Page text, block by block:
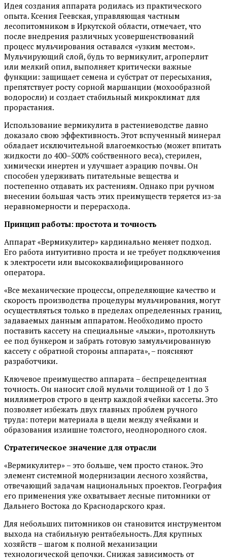
Идея создания аппарата родилась из практического
опыта. Ксения Геевская, управляющая частным
лесопитомником в Иркутской области, отмечает, что
после внедрения различных усовершенствований
процесс мульчирования оставался «узким местом».
Мульчирующий слой, будь то вермикулит, агроперлит
или мелкий опил, выполняет критически важные
функции: защищает семена и субстрат от пересыхания,
препятствует росту сорной маршанции (мохообразной
водоросли) и создает стабильный микроклимат для
прорастания.
Использование вермикулита в растениеводстве давно
доказало свою эффективность. Этот вспученный минерал
обладает исключительной влагоемкостью (может впитать
жидкости до 400–500% собственного веса), стерилен,
химически инертен и улучшает аэрацию почвы. Он
способен удерживать питательные вещества и
постепенно отдавать их растениям. Однако при ручном
внесении большая часть этих преимуществ теряется из-за
неравномерности и перерасхода.
Принцип работы: простота и точность
Аппарат «Вермикулитер» кардинально меняет подход.
Его работа интуитивно проста и не требует подключения
к электросети или высококвалифицированного
оператора.
«Все механические процессы, определяющие качество и
скорость производства процедуры мульчирования, могут
осуществляться только в пределах определенных границ,
задаваемых данным аппаратом. Необходимо просто
поставить кассету на специальные «лыжи», протолкнуть
ее под бункером и забрать готовую замульчированную
кассету с обратной стороны аппарата», – поясняют
разработчики.
Ключевое преимущество аппарата – беспрецедентная
точность. Он наносит слой мульчи толщиной от 1 до 3
миллиметров строго в центр каждой ячейки кассеты. Это
позволяет избежать двух главных проблем ручного
труда: потери материала в щели между ячейками и
образования излишне толстого, неоднородного слоя.
Стратегическое значение для отрасли
«Вермикулитер» – это больше, чем просто станок. Это
элемент системной модернизации лесного хозяйства,
отвечающий задачам национальных проектов. География
его применения уже охватывает лесные питомники от
Дальнего Востока до Краснодарского края.
Для небольших питомников он становится инструментом
выхода на стабильную рентабельность. Для крупных
хозяйств – шагом к полной механизации
технологической цепочки. Снижая зависимость от